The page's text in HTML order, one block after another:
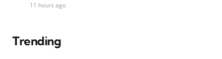
11 hours ago
Trending